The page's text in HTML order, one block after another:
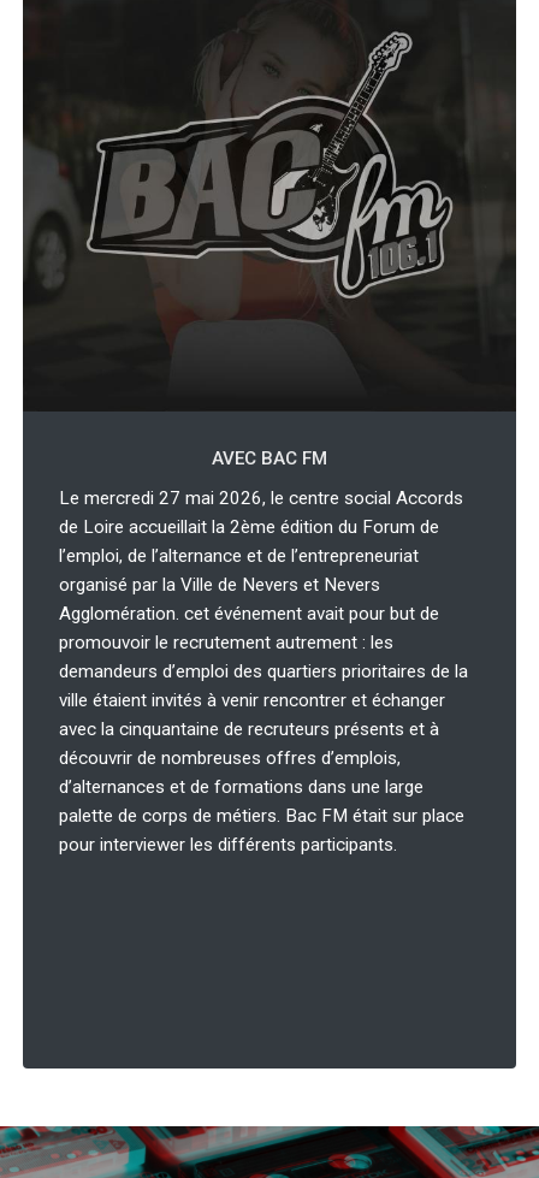
AVEC BAC FM
Le mercredi 27 mai 2026, le centre social Accords
de Loire accueillait la 2ème édition du Forum de
l’emploi, de l’alternance et de l’entrepreneuriat
organisé par la Ville de Nevers et Nevers
Agglomération. cet événement avait pour but de
promouvoir le recrutement autrement : les
demandeurs d’emploi des quartiers prioritaires de la
ville étaient invités à venir rencontrer et échanger
avec la cinquantaine de recruteurs présents et à
découvrir de nombreuses offres d’emplois,
d’alternances et de formations dans une large
palette de corps de métiers. Bac FM était sur place
pour interviewer les différents participants.